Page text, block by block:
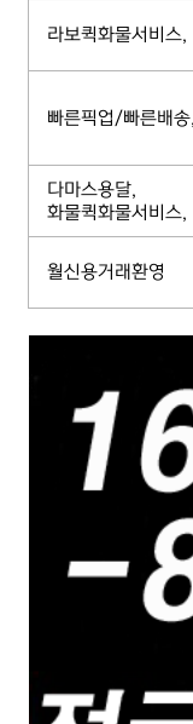
라보퀵화물서비스,
빠른픽업/빠른배송,
다마스용달,
화물퀵화물서비스,
월신용거래환영